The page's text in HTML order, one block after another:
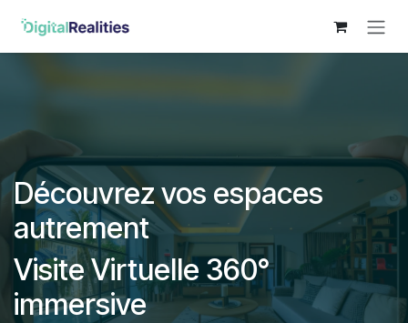
Découvrez vos espaces
autrement
Visite Virtuelle 360°
immersive